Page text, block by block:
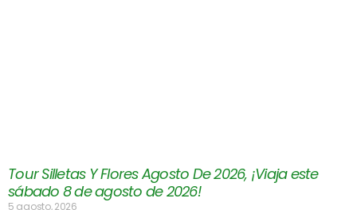
Tour Silletas Y Flores Agosto De 2026, ¡Viaja este
sábado 8 de agosto de 2026!
5 agosto, 2026